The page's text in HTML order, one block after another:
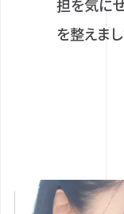
担を気に
を整えまし